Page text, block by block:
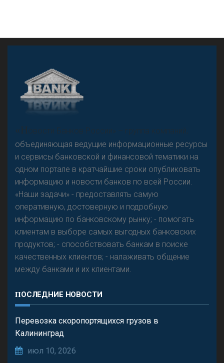
Резкого разворота на рынке автокредитов не
предвидится - «Интервью»
«Н
овости Банков России» – группа компаний,
объединяющая ведущие информационные ресурсы
и сервисы банковской и финансовой тематики на
одном портале в кратчайшие сроки опубликовать
информацию и новости банков по всей России.
«Наши задачи» - предоставлять самую
оперативную, достоверную и подробную
информацию по банковскому рынку; - помогать
клиентам в выборе самых выгодных банковских
продуктов; - способствовать банкам в поиске
качественных клиентов; - налаживать общение
между банками и их клиентами.
ПОСЛЕДНИЕ НОВОСТИ
Перевозка скоропортящихся грузов в
Калининград
июл 10, 2026